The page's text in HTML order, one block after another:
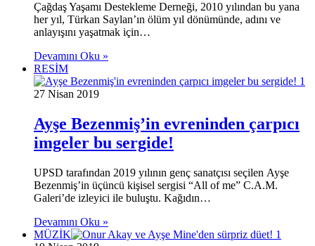
Çağdaş Yaşamı Destekleme Derneği, 2010 yılından bu yana
her yıl, Türkan Saylan’ın ölüm yıl dönümünde, adını ve
anlayışını yaşatmak için…
Devamını Oku »
RESİM
27 Nisan 2019
Ayşe Bezenmiş’in evreninden çarpıcı
imgeler bu sergide!
UPSD tarafından 2019 yılının genç sanatçısı seçilen Ayşe
Bezenmiş’in üçüncü kişisel sergisi “All of me” C.A.M.
Galeri’de izleyici ile buluştu. Kağıdın…
Devamını Oku »
MÜZİK